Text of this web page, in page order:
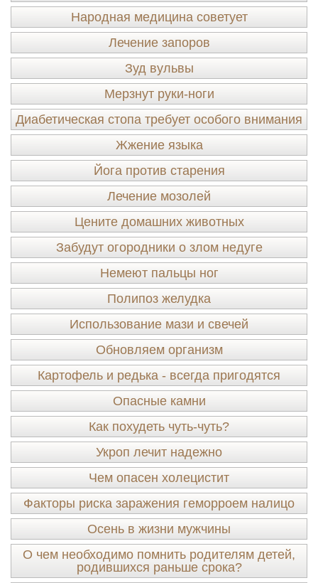
Народная медицина советует
Лечение запоров
Зуд вульвы
Мерзнут руки-ноги
Диабетическая стопа требует особого внимания
Жжение языка
Йога против старения
Лечение мозолей
Цените домашних животных
Забудут огородники о злом недуге
Немеют пальцы ног
Полипоз желудка
Использование мази и свечей
Обновляем организм
Картофель и редька - всегда пригодятся
Опасные камни
Как похудеть чуть-чуть?
Укроп лечит надежно
Чем опасен холецистит
Факторы риска заражения геморроем налицо
Осень в жизни мужчины
О чем необходимо помнить родителям детей,
родившихся раньше срока?